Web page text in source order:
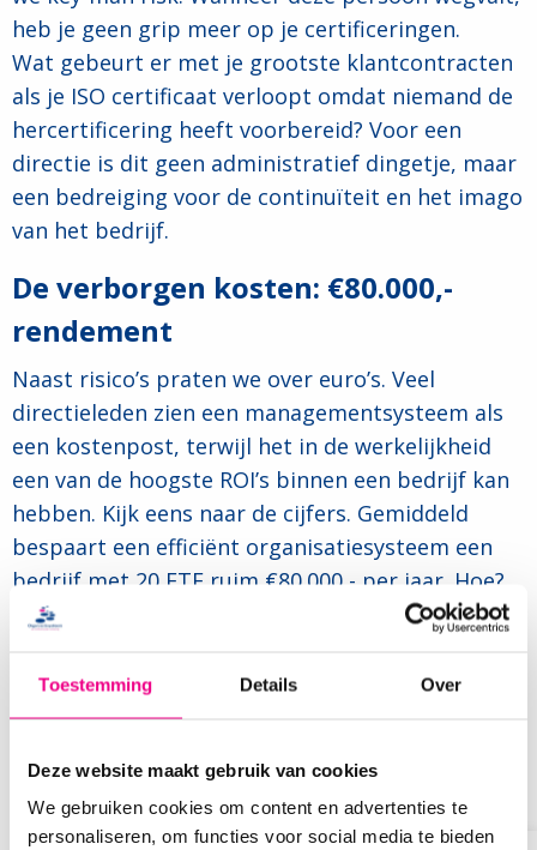
Toestemming Details Over
Deze website maakt gebruik van cookies
We gebruiken cookies om content en advertenties te
personaliseren, om functies voor social media te bieden
heb je geen grip meer op je certificeringen.
Wat gebeurt er met je grootste klantcontracten
als je ISO certificaat verloopt omdat niemand de
hercertificering heeft voorbereid? Voor een
directie is dit geen administratief dingetje, maar
een bedreiging voor de continuïteit en het imago
van het bedrijf.
De verborgen kosten: €80.000,-
rendement
Naast risico’s praten we over euro’s. Veel
directieleden zien een managementsysteem als
een kostenpost, terwijl het in de werkelijkheid
een van de hoogste ROI’s binnen een bedrijf kan
hebben. Kijk eens naar de cijfers. Gemiddeld
bespaart een efficiënt organisatiesysteem een
bedrijf met 20 FTE ruim €80.000,- per jaar. Hoe?
Productiviteit (€45.000):
Geen urenlang gezoek
vindbaar.
“paniekvoetbal” twee maanden voor de audit. Je
bent continu audit-ready.
Faalkostenreductie (€15.000):Iedereen werkt